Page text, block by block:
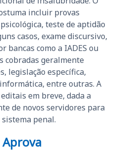
incluir provas
teste de aptidão
casos, exame discursivo,
bancas como a IADES ou
cobradas geralmente
legislação específica,
entre outras. A
em breve, dada a
de novos servidores para
penal.